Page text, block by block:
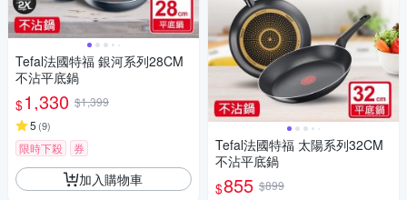
Tefal法國特福 銀河系列28CM
不沾平底鍋
$1,330 $1,399
5 (9)
限時下殺 券
加入購物車
Tefal法國特福 太陽系列32CM
不沾平底鍋
$855 $899